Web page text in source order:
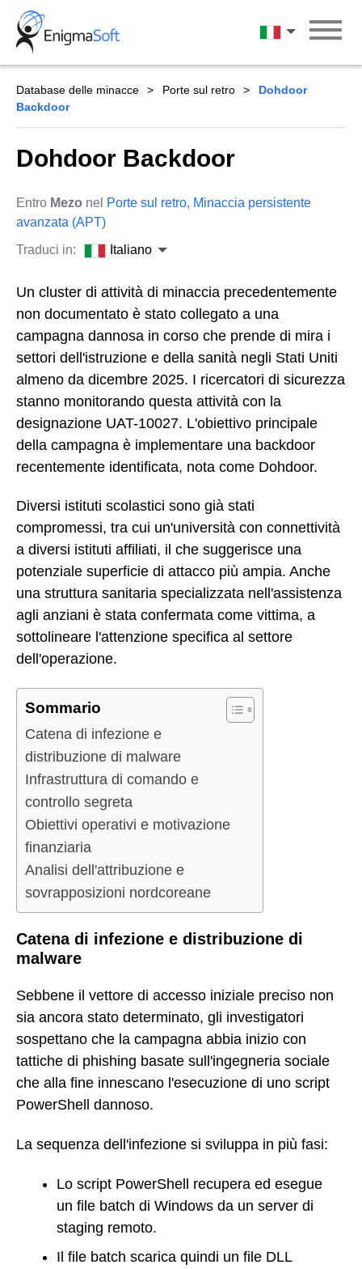
Skip
content
Italiano
Database delle minacce Porte sul retro
Dohdoor
Backdoor
Dohdoor Backdoor
Entro Mezo nel Porte sul retro, Minaccia persistente
avanzata (APT)
Traduci in:
Italiano
Un cluster di attività di minaccia precedentemente
non documentato è stato collegato a una
campagna dannosa in corso che prende di mira i
settori dell'istruzione e della sanità negli Stati Uniti
almeno da dicembre 2025. I ricercatori di sicurezza
stanno monitorando questa attività con la
designazione UAT-10027. L'obiettivo principale
della campagna è implementare una backdoor
recentemente identificata, nota come Dohdoor.
Diversi istituti scolastici sono già stati
compromessi, tra cui un'università con connettività
a diversi istituti affiliati, il che suggerisce una
potenziale superficie di attacco più ampia. Anche
una struttura sanitaria specializzata nell'assistenza
agli anziani è stata confermata come vittima, a
sottolineare l'attenzione specifica al settore
dell'operazione.
Sommario
Catena di infezione e
distribuzione di malware
Infrastruttura di comando e
controllo segreta
Obiettivi operativi e motivazione
finanziaria
Analisi dell'attribuzione e
sovrapposizioni nordcoreane
Catena di infezione e distribuzione di
malware
Sebbene il vettore di accesso iniziale preciso non
sia ancora stato determinato, gli investigatori
sospettano che la campagna abbia inizio con
tattiche di phishing basate sull'ingegneria sociale
che alla fine innescano l'esecuzione di uno script
PowerShell dannoso.
La sequenza dell'infezione si sviluppa in più fasi:
Lo script PowerShell recupera ed esegue
un file batch di Windows da un server di
staging remoto.
Il file batch scarica quindi un file DLL